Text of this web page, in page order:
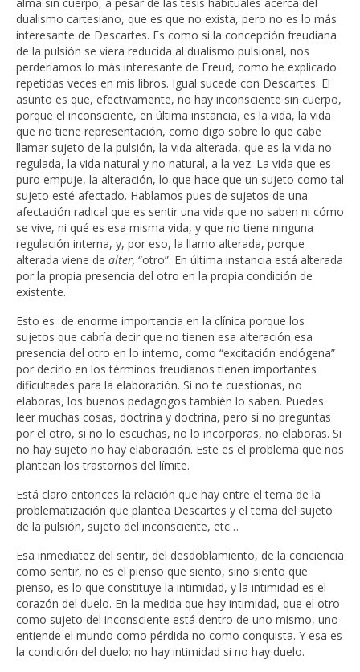
dualismo cartesiano, que es que no exista, pero no es lo más
interesante de Descartes. Es como si la concepción freudiana
de la pulsión se viera reducida al dualismo pulsional, nos
perderíamos lo más interesante de Freud, como he explicado
repetidas veces en mis libros. Igual sucede con Descartes. El
asunto es que, efectivamente, no hay inconsciente sin cuerpo,
porque el inconsciente, en última instancia, es la vida, la vida
que no tiene representación, como digo sobre lo que cabe
llamar sujeto de la pulsión, la vida alterada, que es la vida no
regulada, la vida natural y no natural, a la vez. La vida que es
puro empuje, la alteración, lo que hace que un sujeto como tal
sujeto esté afectado. Hablamos pues de sujetos de una
afectación radical que es sentir una vida que no saben ni cómo
se vive, ni qué es esa misma vida, y que no tiene ninguna
regulación interna, y, por eso, la llamo alterada, porque
alterada viene de alter, “otro”. En última instancia está alterada
por la propia presencia del otro en la propia condición de
existente.
Esto es de enorme importancia en la clínica porque los
sujetos que cabría decir que no tienen esa alteración esa
presencia del otro en lo interno, como “excitación endógena”
por decirlo en los términos freudianos tienen importantes
dificultades para la elaboración. Si no te cuestionas, no
elaboras, los buenos pedagogos también lo saben. Puedes
leer muchas cosas, doctrina y doctrina, pero si no preguntas
por el otro, si no lo escuchas, no lo incorporas, no elaboras. Si
no hay sujeto no hay elaboración. Este es el problema que nos
plantean los trastornos del límite.
Está claro entonces la relación que hay entre el tema de la
problematización que plantea Descartes y el tema del sujeto
de la pulsión, sujeto del inconsciente, etc…
Esa inmediatez del sentir, del desdoblamiento, de la conciencia
como sentir, no es el pienso que siento, sino siento que
pienso, es lo que constituye la intimidad, y la intimidad es el
corazón del duelo. En la medida que hay intimidad, que el otro
como sujeto del inconsciente está dentro de uno mismo, uno
entiende el mundo como pérdida no como conquista. Y esa es
la condición del duelo: no hay intimidad si no hay duelo.